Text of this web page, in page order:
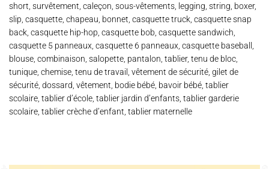
short, survêtement, caleçon, sous-vêtements, legging, string, boxer,
slip, casquette, chapeau, bonnet, casquette truck, casquette snap
back, casquette hip-hop, casquette bob, casquette sandwich,
casquette 5 panneaux, casquette 6 panneaux, casquette baseball,
blouse, combinaison, salopette, pantalon, tablier, tenu de bloc,
tunique, chemise, tenu de travail, vêtement de sécurité, gilet de
sécurité, dossard, vêtement, bodie bébé, bavoir bébé, tablier
scolaire, tablier d’école, tablier jardin d’enfants, tablier garderie
scolaire, tablier crèche d’enfant, tablier maternelle